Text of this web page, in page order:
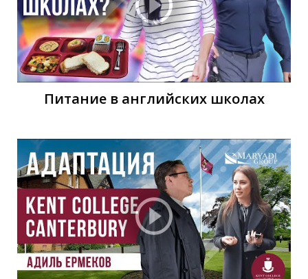
У
Питание в английских школах